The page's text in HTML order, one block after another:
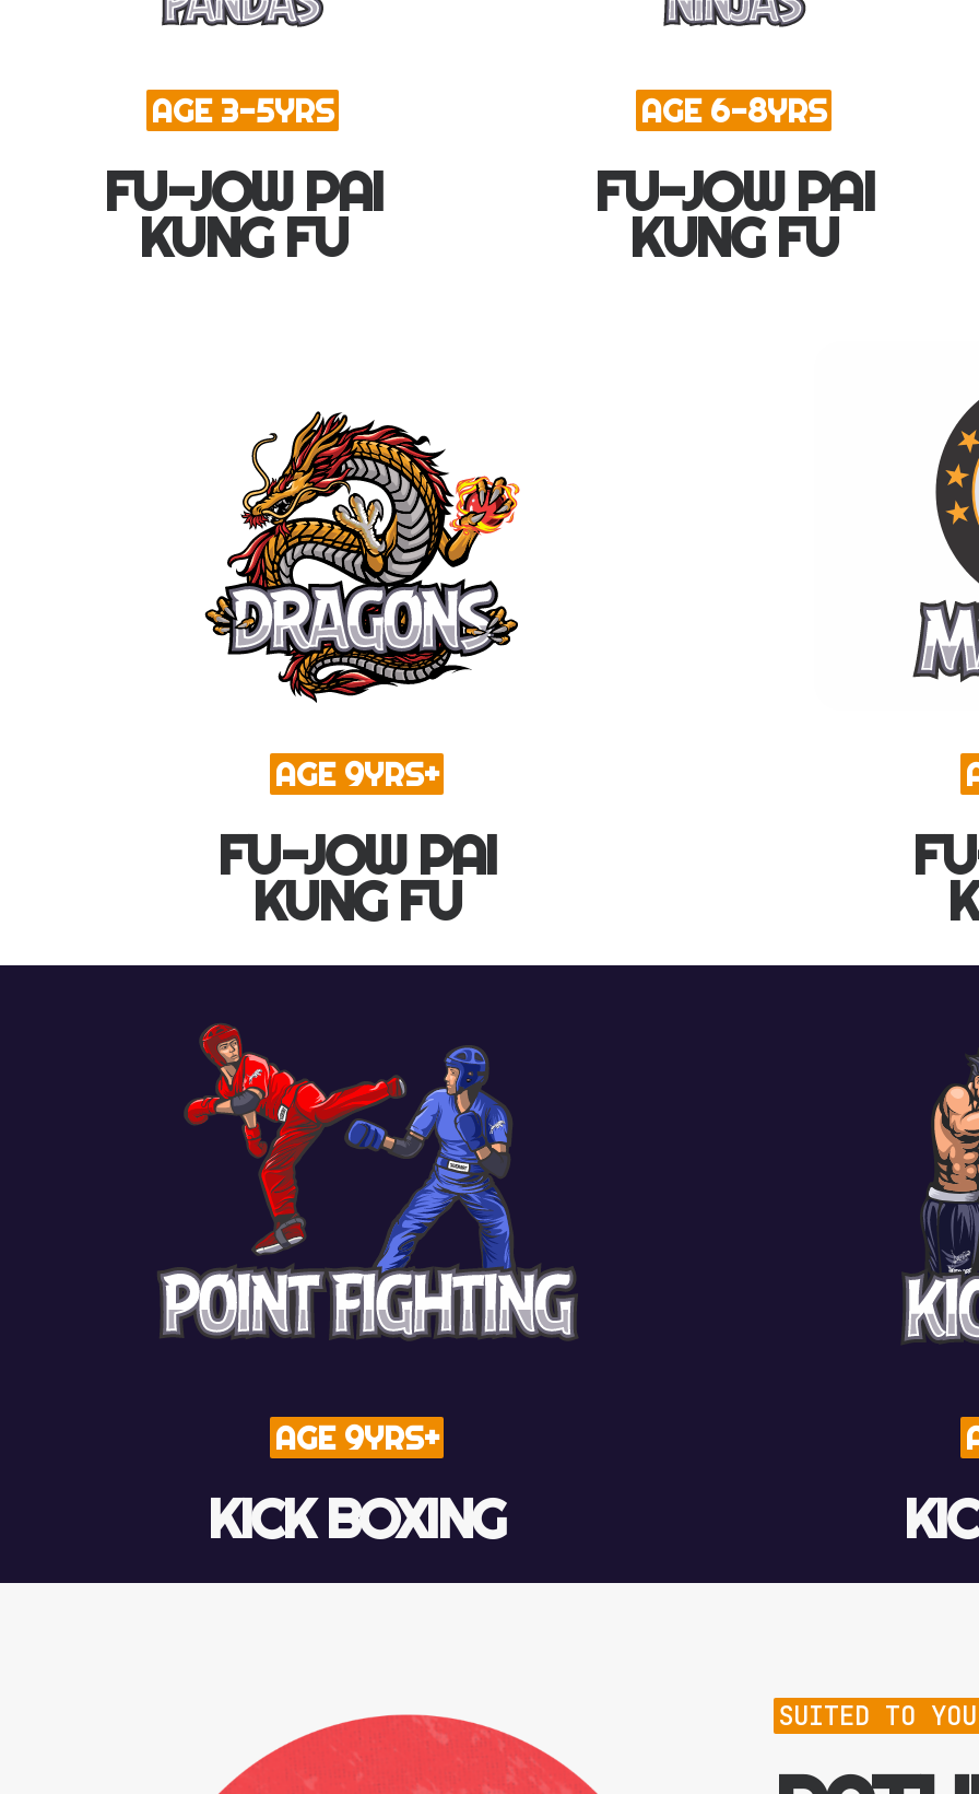
AGE 3-5YRS
FU-JOW PAI
KUNG FU
AGE 6-8YRS
FU-JOW PAI
KUNG FU
AGE 9YRS+
FU-JOW PAI
KUNG FU
AGE 9YRS+
KICK BOXING
SUITED TO YOU